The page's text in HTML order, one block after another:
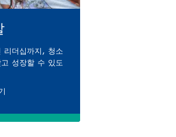
리더십까지, 청소
성장할 수 있도